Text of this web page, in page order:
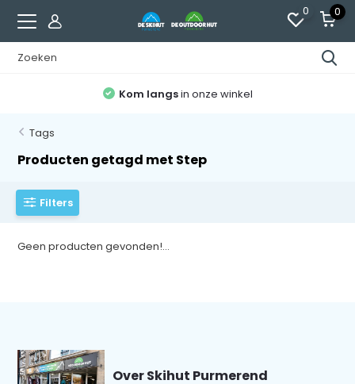
0 0
Kom langsin onze winkel
Tags
Producten getagd met Step
Filters
Geen producten gevonden!...
Over Skihut Purmerend